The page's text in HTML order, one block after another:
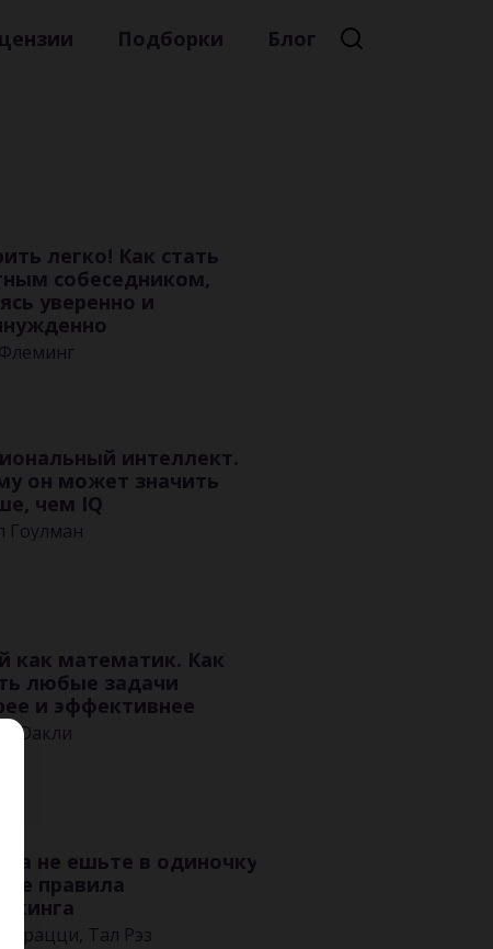
новинки
Подборки Блог
легко! Как стать
собеседником,
уверенно и
интеллект.
он может значить
чем IQ
Гоулман
как математик. Как
любые задачи
и эффективнее
Оакли
не ешьте в одиночку
правила
Тал Рэз